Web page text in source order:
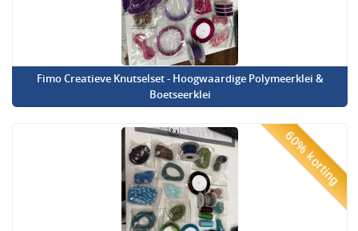
Fimo Creatieve Knutselset - Hoogwaardige Polymeerklei &
Boetseerklei
60% korting